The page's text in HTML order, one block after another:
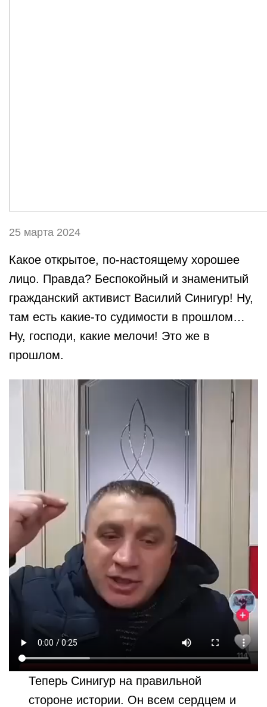
25 марта 2024
Какое открытое, по-настоящему хорошее
лицо. Правда? Беспокойный и знаменитый
гражданский активист Василий Синигур! Ну,
там есть какие-то судимости в прошлом…
Ну, господи, какие мелочи! Это же в
прошлом.
Теперь Синигур на правильной
стороне истории. Он всем сердцем и